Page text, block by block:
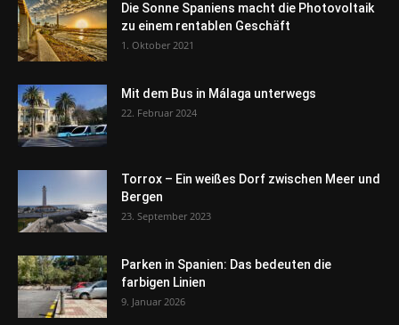
Die Sonne Spaniens macht die Photovoltaik
zu einem rentablen Geschäft
1. Oktober 2021
Mit dem Bus in Málaga unterwegs
22. Februar 2024
Torrox – Ein weißes Dorf zwischen Meer und
Bergen
23. September 2023
Parken in Spanien: Das bedeuten die
farbigen Linien
9. Januar 2026